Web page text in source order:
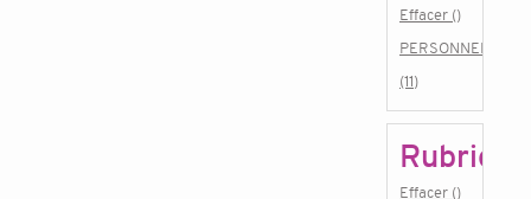
Effacer ()
PERSONNEL
(11)
Rubrique
Effacer ()